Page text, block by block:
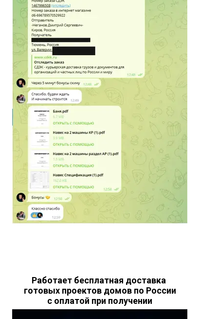
Работает бесплатная доставка
готовых проектов домов по России
с оплатой при получении